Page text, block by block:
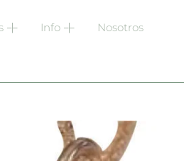
Info Nosotros